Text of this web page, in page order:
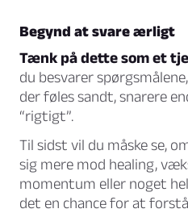
Begynd at svare ærligt
Tænk på dette som et
du besvarer
der føles sandt, snarere
“rigtigt”.
Til sidst vil du måske se,
sig mere mod healing,
momentum eller noget
det en chance for at